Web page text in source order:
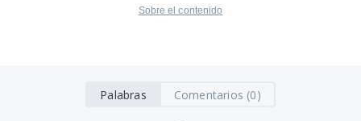
Sobre el contenido
Palabras Comentarios (0)